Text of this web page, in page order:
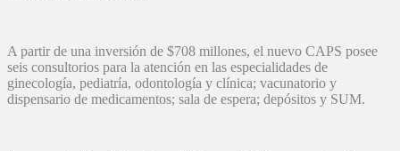
A partir de una inversión de $708 millones, el nuevo CAPS posee
seis consultorios para la atención en las especialidades de
ginecología, pediatría, odontología y clínica; vacunatorio y
dispensario de medicamentos; sala de espera; depósitos y SUM.